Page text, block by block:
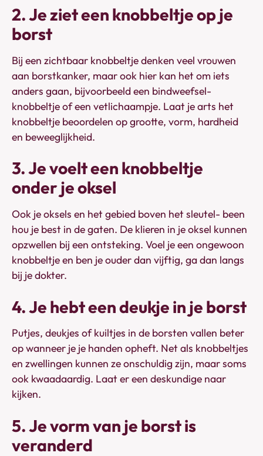
2. Je ziet een knobbeltje op je
borst
Bij een zichtbaar knobbeltje denken veel vrouwen
aan borstkanker, maar ook hier kan het om iets
anders gaan, bijvoorbeeld een bindweefsel-
knobbeltje of een vetlichaampje. Laat je arts het
knobbeltje beoordelen op grootte, vorm, hardheid
en beweeglijkheid.
3. Je voelt een knobbeltje
onder je oksel
Ook je oksels en het gebied boven het sleutel- been
hou je best in de gaten. De klieren in je oksel kunnen
opzwellen bij een ontsteking. Voel je een ongewoon
knobbeltje en ben je ouder dan vijftig, ga dan langs
bij je dokter.
4. Je hebt een deukje in je borst
Putjes, deukjes of kuiltjes in de borsten vallen beter
op wanneer je je handen opheft. Net als knobbeltjes
en zwellingen kunnen ze onschuldig zijn, maar soms
ook kwaadaardig. Laat er een deskundige naar
kijken.
5. Je vorm van je borst is
veranderd